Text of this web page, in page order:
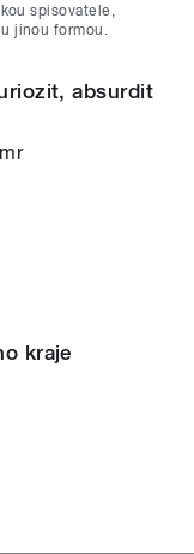
spisovatele,
jinou formou.
absurdit
kraje